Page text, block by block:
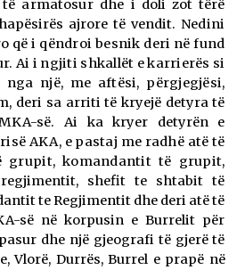
armatosur dhe i doli zot tërë
ajrore të vendit. Nedini
që i qëndroi besnik deri në fund
Ai i ngjiti shkallët e karrierës si
një, me aftësi, përgjegjësi,
deri sa arriti të kryejë detyra të
së. Ai ka kryer detyrën e
AKA, e pastaj me radhë atë të
grupit, komandantit të grupit,
shefit te shtabit të
te Regjimentit dhe deri atë të
së në korpusin e Burrelit për
dhe një gjeografitë gjerë të
Vlorë, Durrës, Burrel e prapë në